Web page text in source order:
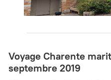
Voyage Charente
septembre 2019